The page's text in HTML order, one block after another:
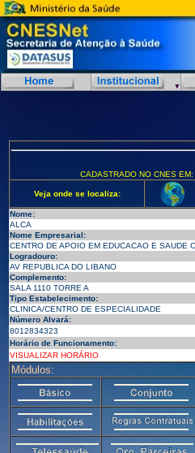
CADASTRADO NO CNES
Veja onde se localiza:
Nome:
ALCA
Nome Empresarial:
CENTRO DE APOIO EM EDUCACAO E SAUDE
Logradouro:
AV REPUBLICA DO LIBANO
Complemento:
SALA 1110 TORRE A
Tipo Estabelecimento:
CLINICA/CENTRO DE ESPECIALIDADE
Número Alvará:
8012834323
Horário de Funcionamento:
VISUALIZAR HORÁRIO
Módulos: